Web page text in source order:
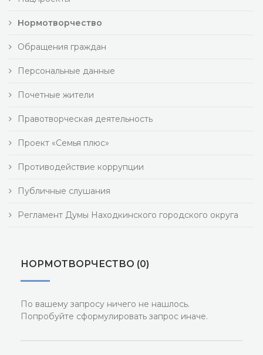
Нормотворчество
Обращения граждан
Персональные данные
Почетные жители
Правотворческая деятельность
Проект «Семья плюс»
Противодействие коррупции
Публичные слушания
Регламент Думы Находкинского городского округа
НОРМОТВОРЧЕСТВО (0)
По вашему запросу ничего не нашлось.
Попробуйте сформулировать запрос иначе.